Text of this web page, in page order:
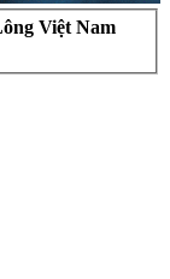
Việt Nam